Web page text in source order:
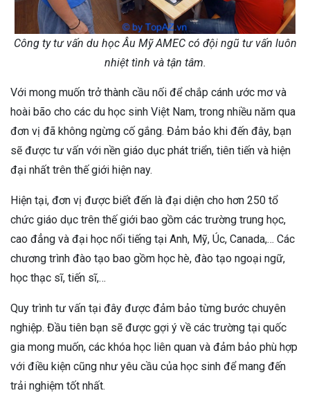
Công ty tư vấn du học Âu Mỹ AMEC có đội ngũ tư vấn luôn
nhiệt tình và tận tâm.
Với mong muốn trở thành cầu nối để chắp cánh ước mơ và
hoài bão cho các du học sinh Việt Nam, trong nhiều năm qua
đơn vị đã không ngừng cố gắng. Đảm bảo khi đến đây, bạn
sẽ được tư vấn với nền giáo dục phát triển, tiên tiến và hiện
đại nhất trên thế giới hiện nay.
Hiện tại, đơn vị được biết đến là đại diện cho hơn 250 tổ
chức giáo dục trên thế giới bao gồm các trường trung học,
cao đẳng và đại học nổi tiếng tại Anh, Mỹ, Úc, Canada,… Các
chương trình đào tạo bao gồm học hè, đào tạo ngoại ngữ,
học thạc sĩ, tiến sĩ,…
Quy trình tư vấn tại đây được đảm bảo từng bước chuyên
nghiệp. Đầu tiên bạn sẽ được gợi ý về các trường tại quốc
gia mong muốn, các khóa học liên quan và đảm bảo phù hợp
với điều kiện cũng như yêu cầu của học sinh để mang đến
trải nghiệm tốt nhất.